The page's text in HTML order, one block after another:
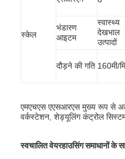
स्केल
भंडारण
आइटम
स्वास्थ्य
देखभाल
उत्पादों
दौड़ने की गति 160मी/
एमएचएस एएसआरएस मुख्य रूप से
वर्कस्टेशन, शेड्यूलिंग कंट्रोल
स्वचालित वेयरहाउसिंग समाधानों